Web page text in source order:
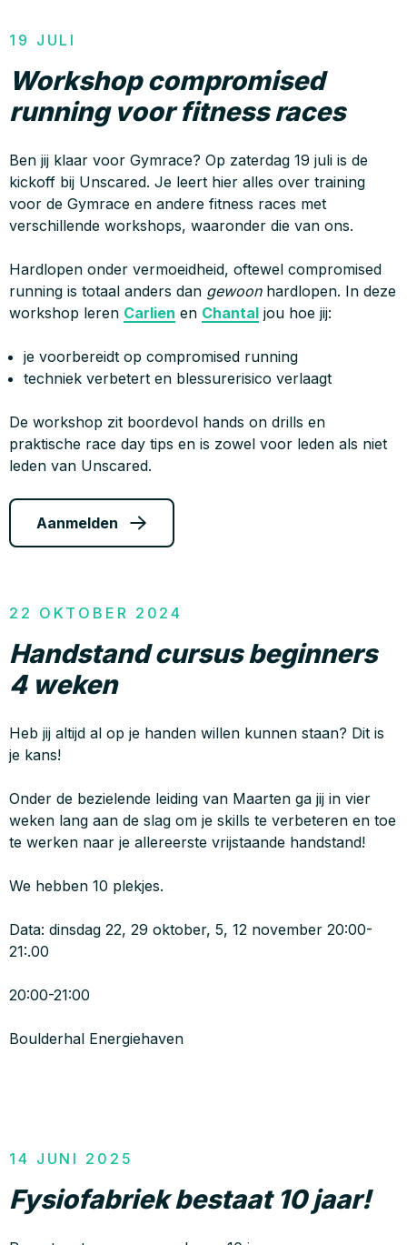
19 JULI
Workshop compromised
running voor fitness races
Ben jij klaar voor Gymrace? Op zaterdag 19 juli is de
kickoff bij Unscared. Je leert hier alles over training
voor de Gymrace en andere fitness races met
verschillende workshops, waaronder die van ons.
Hardlopen onder vermoeidheid, oftewel compromised
running is totaal anders dan gewoon hardlopen. In deze
workshop leren Carlien en Chantal jou hoe jij:
je voorbereidt op compromised running
techniek verbetert en blessurerisico verlaagt
De workshop zit boordevol hands on drills en
praktische race day tips en is zowel voor leden als niet
leden van Unscared.
Aanmelden
22 OKTOBER 2024
Handstand cursus beginners
4 weken
Heb jij altijd al op je handen willen kunnen staan? Dit is
je kans!
Onder de bezielende leiding van Maarten ga jij in vier
weken lang aan de slag om je skills te verbeteren en toe
te werken naar je allereerste vrijstaande handstand!
We hebben 10 plekjes.
Data: dinsdag 22, 29 oktober, 5, 12 november 20:00-
21:.00
20:00-21:00
Boulderhal Energiehaven
14 JUNI 2025
Fysiofabriek bestaat 10 jaar!